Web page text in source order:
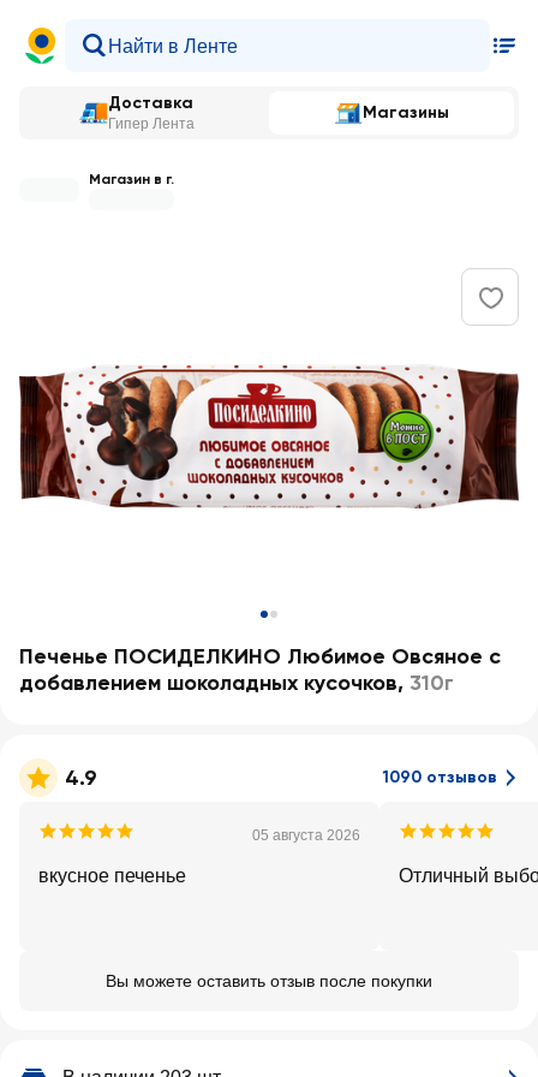
Доставка
Гипер Лента
Магазины
Магазин в г.
Печенье ПОСИДЕЛКИНО Любимое Овсяное с
добавлением шоколадных кусочков, 310г
4.9 1090 отзывов
05 августа 2026
вкусное печенье Отличный
Вы можете оставить отзыв после покупки